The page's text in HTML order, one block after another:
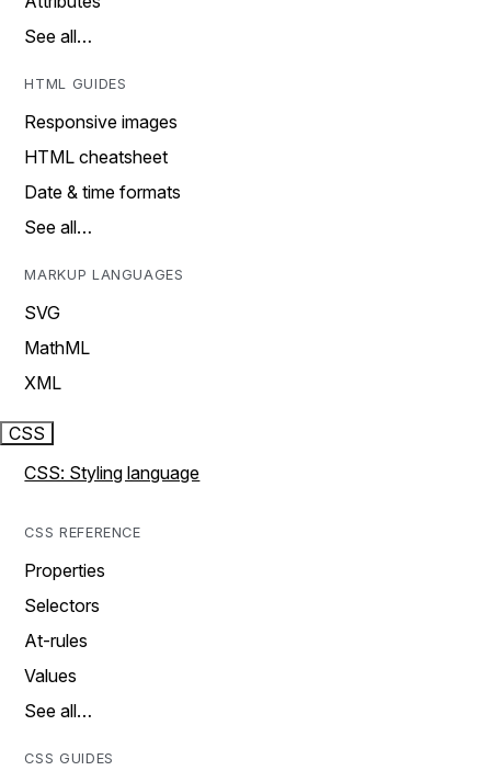
See all…
HTML GUIDES
Responsive images
HTML cheatsheet
Date & time formats
See all…
MARKUP LANGUAGES
SVG
MathML
XML
CSS
CSS: Styling language
CSS REFERENCE
Properties
Selectors
At-rules
Values
See all…
CSS GUIDES